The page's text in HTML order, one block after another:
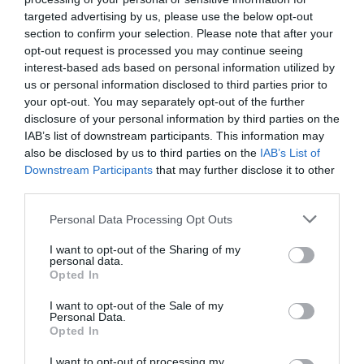
targeted advertising by us, please use the below opt-out
section to confirm your selection. Please note that after your
opt-out request is processed you may continue seeing
interest-based ads based on personal information utilized by
us or personal information disclosed to third parties prior to
your opt-out. You may separately opt-out of the further
disclosure of your personal information by third parties on the
IAB’s list of downstream participants. This information may
also be disclosed by us to third parties on the IAB’s List of
Downstream Participants that may further disclose it to other
Personal Data Processing Opt Outs
I want to opt-out of the Sharing of my
personal data.
Opted In
I want to opt-out of the Sale of my
Personal Data.
Opted In
Montpellierà 1.60 km du point 14
Castelnau-le-Lezà 4.83 km du point 14
Lattesà 2.59 km du point 14
Lavéruneà 4.71 km du point 15
Celleneuveà 0.96 km du point 23
La Pailladeà 0.96 km du point 23
Montpellier-la-Pailladeà 0.96 km du point 23
Grabelsà 2.65 km du point 25
Saint-Georges-d"Orquesà 2.48 km du point 25
Murviel-lès-Montpellierà 2.84 km du point 25
à 1.28 km du point 26
Olmet-et-Villecunà 0.78 km du point 27
à 2.40 km du point 27
à 3.48 km du point 35
Mas de la Placeà 1.25 km du point 35
Bousquet-d"Orbà 0.01 km du point 36